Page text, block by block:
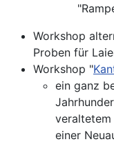
Workshop
Proben für
Workshop "
ein ganz
einer